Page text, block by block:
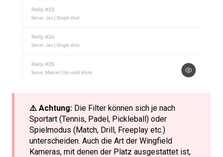
⚠️ Achtung: Die Filter können sich je nach
Sportart (Tennis, Padel, Pickleball) oder
Spielmodus (Match, Drill, Freeplay etc.)
unterscheiden. Auch die Art der Wingfield
Kameras, mit denen der Platz ausgestattet ist,